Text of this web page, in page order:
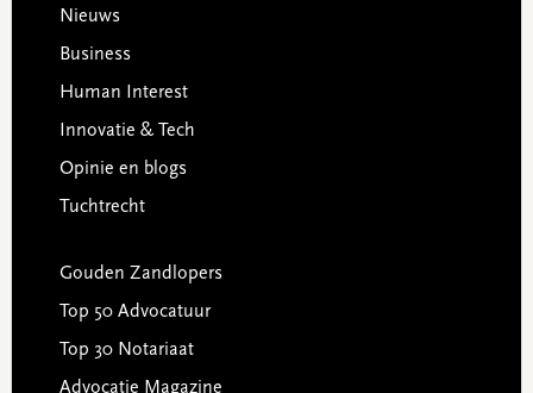
Footer
Nieuws
Business
Human Interest
Innovatie & Tech
Opinie en blogs
Tuchtrecht
Gouden Zandlopers
Top 50 Advocatuur
Top 30 Notariaat
Advocatie Magazine